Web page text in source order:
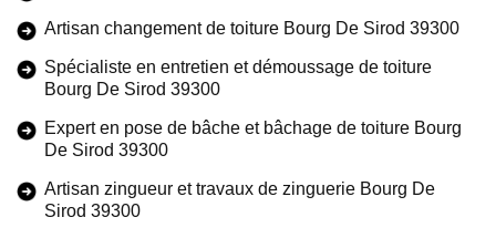
Artisan changement de toiture Bourg De Sirod 39300
Spécialiste en entretien et démoussage de toiture
Bourg De Sirod 39300
Expert en pose de bâche et bâchage de toiture Bourg
De Sirod 39300
Artisan zingueur et travaux de zinguerie Bourg De
Sirod 39300